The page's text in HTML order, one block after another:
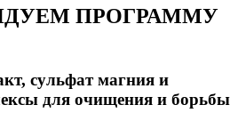
ПРОГРАММУ
сульфат магния и
для очищения и борьбы